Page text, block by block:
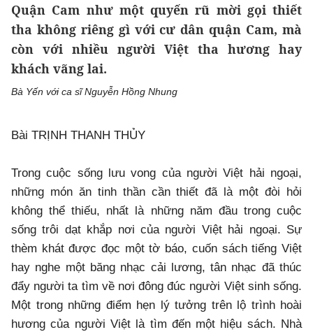
Quận Cam như một quyến rũ mời gọi thiết
tha không riêng gì với cư dân quận Cam, mà
còn với nhiều người Việt tha hương hay
khách vãng lai.
Bà Yến với ca sĩ Nguyễn Hồng Nhung
Bài TRỊNH THANH THỦY
Trong cuộc sống lưu vong của người Việt hải ngoại,
những món ăn tinh thần cần thiết đã là một đòi hỏi
không thể thiếu, nhất là những năm đầu trong cuộc
sống trôi dạt khắp nơi của người Việt hải ngoại. Sự
thèm khát được đọc một tờ báo, cuốn sách tiếng Việt
hay nghe một băng nhạc cải lương, tân nhạc đã thúc
đẩy người ta tìm về nơi đông đúc người Việt sinh sống.
Một trong những điểm hẹn lý tưởng trên lộ trình hoài
hương của người Việt là tìm đến một hiệu sách. Nhà